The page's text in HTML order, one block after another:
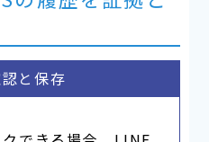
と保存